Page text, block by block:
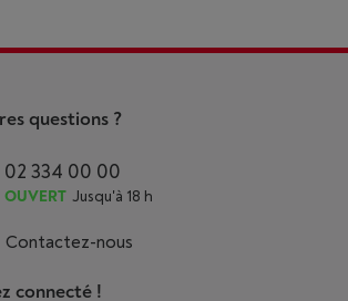
questions ?
02 334 00 00
OUVERT Jusqu'à 18 h
Contactez-nous
connecté !